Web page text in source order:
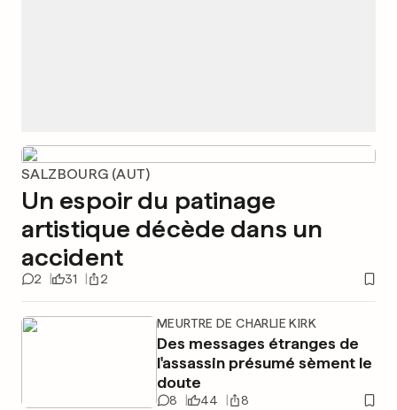
SALZBOURG (AUT)
Un espoir du patinage
artistique décède dans un
accident
2 31 2
MEURTRE DE CHARLIE KIRK
Des messages étranges de
l'assassin présumé sèment le
doute
8 44 8